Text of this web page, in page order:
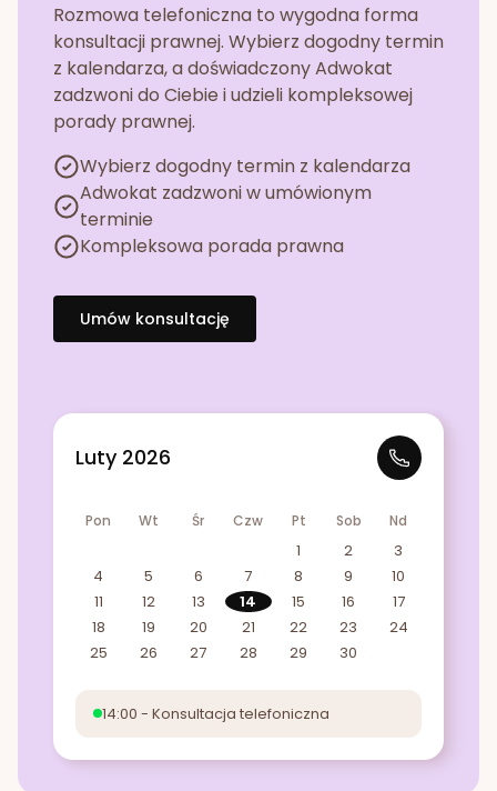
Rozmowa telefoniczna to wygodna forma
konsultacji prawnej. Wybierz dogodny termin
z kalendarza, a doświadczony Adwokat
zadzwoni do Ciebie i udzieli kompleksowej
porady prawnej.
Wybierz dogodny termin z kalendarza
Adwokat zadzwoni w umówionym
terminie
Kompleksowa porada prawna
Umów konsultację
Luty 2026
Pon Wt Śr Czw Pt Sob Nd
1 2
3
4
5 6 7 8 9
10
11
12 13 14 15 16
17
18
19 20 21 22 23
24
25
26 27 28 29 30
14:00 - Konsultacja telefoniczna